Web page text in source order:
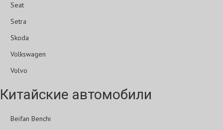
Seat
Setra
Skoda
Volkswagen
Volvo
Китайские автомобили
Beifan Benchi